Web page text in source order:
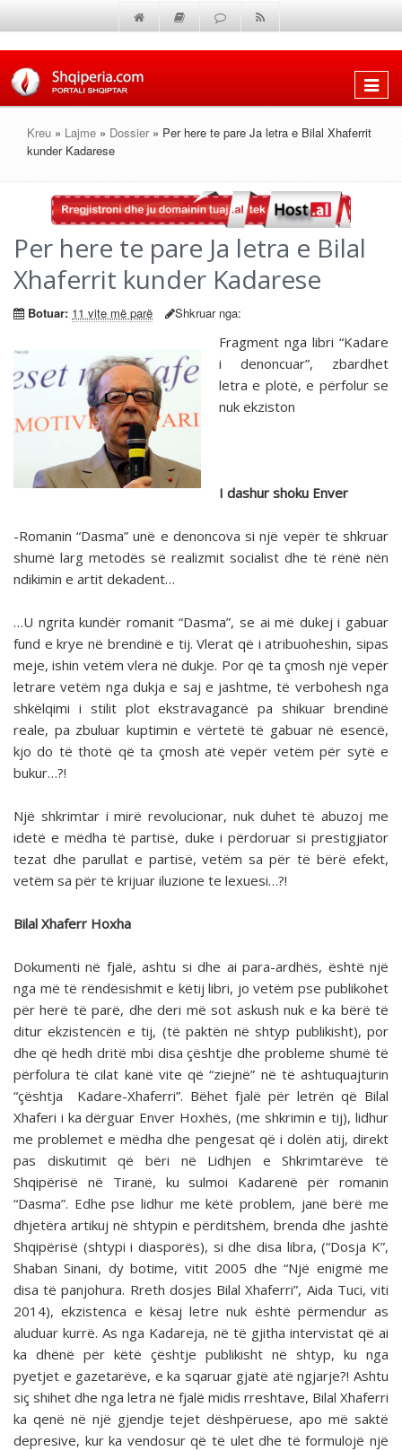
Shfaq
Kreu » Lajme » Dossier » Per here te pare Ja letra e Bilal Xhaferrit
kunder Kadarese
Per here te pare Ja letra e Bilal
Xhaferrit kunder Kadarese
Botuar: 11 vite më parë Shkruar nga:
Fragment nga libri “Kadare
i denoncuar”, zbardhet
letra e plotë, e përfolur se
nuk ekziston
I dashur shoku Enver
-Romanin “Dasma” unë e denoncova si një vepër të shkruar
shumë larg metodës së realizmit socialist dhe të rënë nën
ndikimin e artit dekadent…
…U ngrita kundër romanit “Dasma”, se ai më dukej i gabuar
fund e krye në brendinë e tij. Vlerat që i atribuoheshin, sipas
meje, ishin vetëm vlera në dukje. Por që ta çmosh një vepër
letrare vetëm nga dukja e saj e jashtme, të verbohesh nga
shkëlqimi i stilit plot ekstravagancë pa shikuar brendinë
reale, pa zbuluar kuptimin e vërtetë të gabuar në esencë,
kjo do të thotë që ta çmosh atë vepër vetëm për sytë e
bukur…?!
Një shkrimtar i mirë revolucionar, nuk duhet të abuzoj me
idetë e mëdha të partisë, duke i përdoruar si prestigjiator
tezat dhe parullat e partisë, vetëm sa për të bërë efekt,
vetëm sa për të krijuar iluzione te lexuesi…?!
Bilal Xhaferr Hoxha
Dokumenti në fjalë, ashtu si dhe ai para-ardhës, është një
nga më të rëndësishmit e këtij libri, jo vetëm pse publikohet
për herë të parë, dhe deri më sot askush nuk e ka bërë të
ditur ekzistencën e tij, (të paktën në shtyp publikisht), por
dhe që hedh dritë mbi disa çështje dhe probleme shumë të
përfolura të cilat kanë vite që “ziejnë” në të ashtuquajturin
“çështja Kadare-Xhaferri”. Bëhet fjalë për letrën që Bilal
Xhaferi i ka dërguar Enver Hoxhës, (me shkrimin e tij), lidhur
me problemet e mëdha dhe pengesat që i dolën atij, direkt
pas diskutimit që bëri në Lidhjen e Shkrimtarëve të
Shqipërisë në Tiranë, ku sulmoi Kadarenë për romanin
“Dasma”. Edhe pse lidhur me këtë problem, janë bërë me
dhjetëra artikuj në shtypin e përditshëm, brenda dhe jashtë
Shqipërisë (shtypi i diasporës), si dhe disa libra, (“Dosja K”,
Shaban Sinani, dy botime, vitit 2005 dhe “Një enigmë me
disa të panjohura. Rreth dosjes Bilal Xhaferri”, Aida Tuci, viti
2014), ekzistenca e kësaj letre nuk është përmendur as
aluduar kurrë. As nga Kadareja, në të gjitha intervistat që ai
ka dhënë për këtë çështje publikisht në shtyp, ku nga
pyetjet e gazetarëve, e ka sqaruar gjatë atë ngjarje?! Ashtu
siç shihet dhe nga letra në fjalë midis rreshtave, Bilal Xhaferri
ka qenë në një gjendje tejet dëshpëruese, apo më saktë
depresive, kur ka vendosur që të ulet dhe të formulojë një